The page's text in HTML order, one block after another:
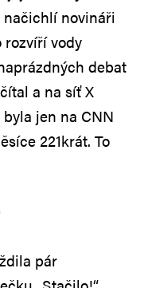
načichlí novináři
rozvíří vody
debat
a na síť X
jen na CNN
221krát. To
pár